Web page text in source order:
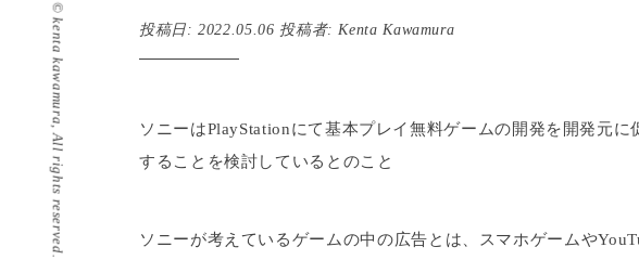
投稿日:2022.05.06 投稿者:Kenta Kawamura
ソニーはPlayStationにて基本プレイ無料ゲームの開発を開発元
することを検討しているとのこと
ソニーが考えているゲームの中の広告とは、スマホゲームや
©️ kenta kawamura, All rights reserved.